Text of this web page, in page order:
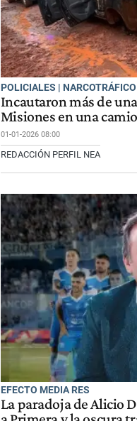
POLICIALES | NARCOTRÁFICO
Incautaron más de
Misiones en una
01-01-2026 08:00
REDACCIÓN PERFIL NEA
EFECTO MEDIA RES
La paradoja de Alicio